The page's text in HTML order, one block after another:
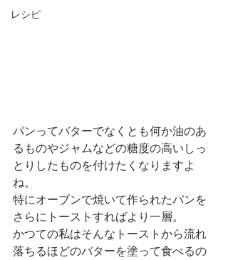
レシピ
パンってバターでなくとも何か油のあ
るものやジャムなどの糖度の高いしっ
とりしたものを付けたくなりますよ
ね。
特にオーブンで焼いて作られたパンを
さらにトーストすればより一層。
かつての私はそんなトーストから流れ
落ちるほどのバターを塗って食べるの